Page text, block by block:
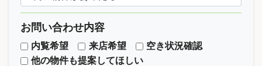
お問い合わせ内容
内覧希望 来店希望
空き状況確認
他の物件も提案してほしい